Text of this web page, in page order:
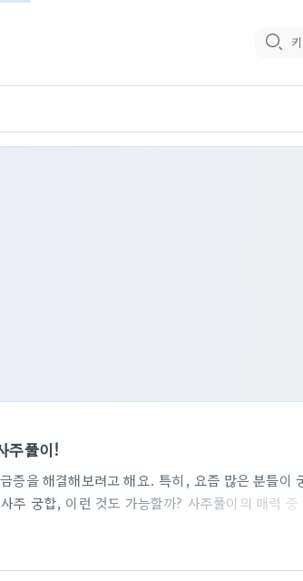
주풀이!
증을 해결해보려고 해요. 특히, 요즘 많은 분들이
주 궁합, 이런 것도 가능할까? 사주풀이의 매력 중
럼, 여러분의 궁합 점수를 알아볼 수 있다면 얼마나
의 성격, 운의 흐름, 그리고 인연의 깊이를 알아볼